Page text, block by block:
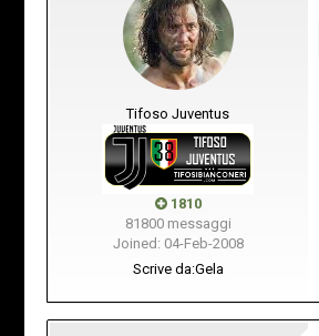
Tifoso Juventus
1810
81800 messaggi
Joined: 04-Feb-2008
Scrive da:Gela